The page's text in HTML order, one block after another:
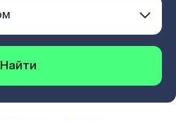
Найти